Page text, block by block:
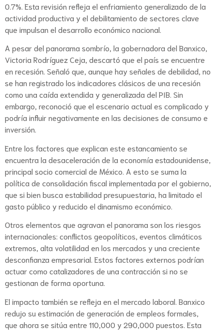
0.7%. Esta revisión refleja el enfriamiento generalizado de la
actividad productiva y el debilitamiento de sectores clave
que impulsan el desarrollo económico nacional.
A pesar del panorama sombrío, la gobernadora del Banxico,
Victoria Rodríguez Ceja, descartó que el país se encuentre
en recesión. Señaló que, aunque hay señales de debilidad, no
se han registrado los indicadores clásicos de una recesión
como una caída extendida y generalizada del PIB. Sin
embargo, reconoció que el escenario actual es complicado y
podría influir negativamente en las decisiones de consumo e
inversión.
Entre los factores que explican este estancamiento se
encuentra la desaceleración de la economía estadounidense,
principal socio comercial de México. A esto se suma la
política de consolidación fiscal implementada por el gobierno,
que si bien busca estabilidad presupuestaria, ha limitado el
gasto público y reducido el dinamismo económico.
Otros elementos que agravan el panorama son los riesgos
internacionales: conflictos geopolíticos, eventos climáticos
extremos, alta volatilidad en los mercados y una creciente
desconfianza empresarial. Estos factores externos podrían
actuar como catalizadores de una contracción si no se
gestionan de forma oportuna.
El impacto también se refleja en el mercado laboral. Banxico
redujo su estimación de generación de empleos formales,
que ahora se sitúa entre 110,000 y 290,000 puestos. Esta